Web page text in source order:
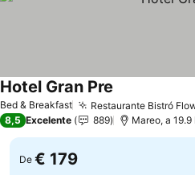
Bed & Breakfast Restaurante Bistró
Hotel Gran Pre
8,5 Excelente 889 Mareo, a
De € 179